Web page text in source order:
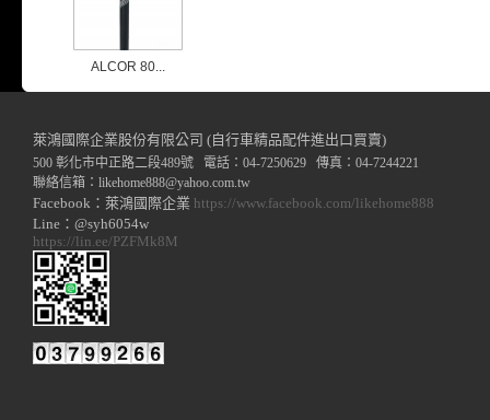
ALCOR 80...
萊鴻國際企業股份有限公司 (自行車精品配件進出口買賣)
500 彰化市中正路二段489號 電話：04-7250629 傳真：04-7244221
聯絡信箱： likehome888@yahoo.com.tw
Facebook：萊鴻國際企業 https://www.facebook.com/likehome888
Line：@syh6054w
https://lin.ee/PZFMk8M